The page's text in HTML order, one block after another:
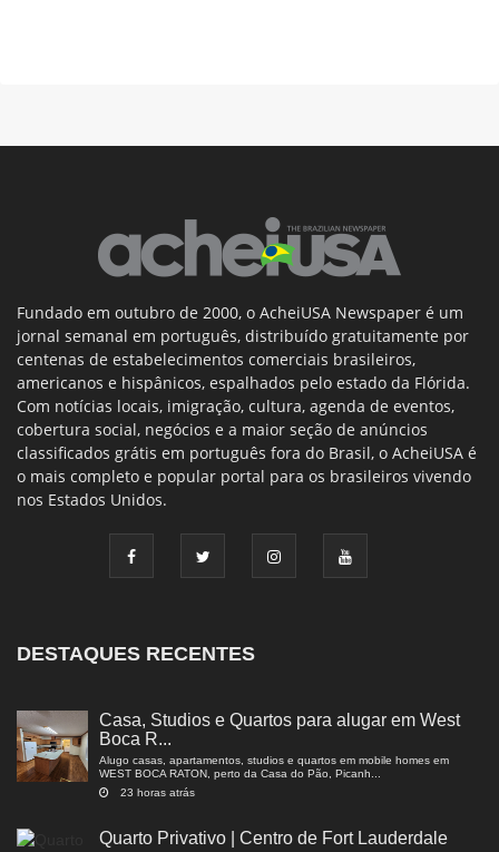
Fundado em outubro de 2000, o AcheiUSA Newspaper é um
jornal semanal em português, distribuído gratuitamente por
centenas de estabelecimentos comerciais brasileiros,
americanos e hispânicos, espalhados pelo estado da Flórida.
Com notícias locais, imigração, cultura, agenda de eventos,
cobertura social, negócios e a maior seção de anúncios
classificados grátis em português fora do Brasil, o AcheiUSA é
o mais completo e popular portal para os brasileiros vivendo
nos Estados Unidos.
DESTAQUES RECENTES
Casa, Studios e Quartos para alugar em West
Boca R...
Alugo casas, apartamentos, studios e quartos em mobile homes em
WEST BOCA RATON, perto da Casa do Pão, Picanh...
23 horas atrás
Quarto Privativo | Centro de Fort Lauderdale